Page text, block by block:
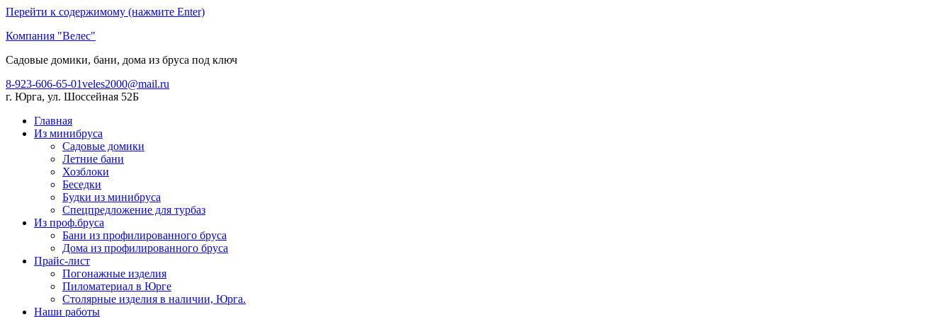
Перейти к содержимому (нажмите Enter)
Компания "Велес"
Садовые домики, бани, дома из бруса под ключ
8-923-606-65-01veles2000@mail.ru
г. Юрга, ул. Шоссейная 52Б
Главная
Из минибруса
Садовые домики
Летние бани
Хозблоки
Беседки
Будки из минибруса
Спецпредложение для турбаз
Из проф.бруса
Бани из профилированного бруса
Дома из профилированного бруса
Прайс-лист
Погонажные изделия
Пиломатериал в Юрге
Столярные изделия в наличии, Юрга.
Наши работы